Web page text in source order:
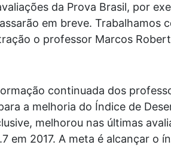
da Prova Brasil, por
em breve. Trabalhamos
o professor Marcos
continuada dos
a melhoria do Índice de
melhorou nas últimas
em 2017. A meta é alcançar o